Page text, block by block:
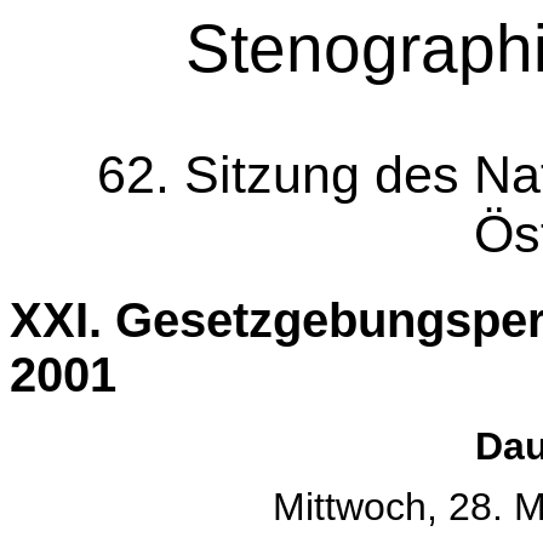
62. Sitzung des
XXI.
2001
Mittwoch, 28.